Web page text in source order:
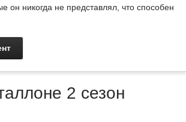
он никогда не представлял, что способен
2 сезон